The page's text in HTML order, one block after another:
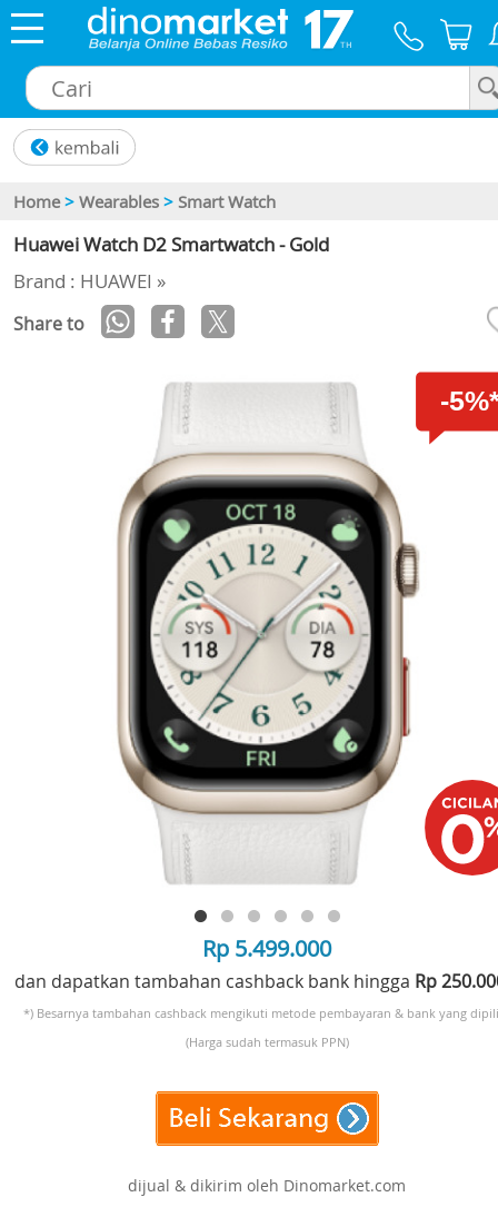
Home > Wearables > Smart Watch
Huawei Watch D2 Smartwatch - Gold
Brand : HUAWEI »
Share to
-
Rp 5.499.000
dan dapatkan tambahan cashback bank hingga Rp
*) Besarnya tambahan cashback mengikuti metode pembayaran & bank yang
(Harga sudah termasuk PPN)
dijual & dikirim oleh Dinomarket.com